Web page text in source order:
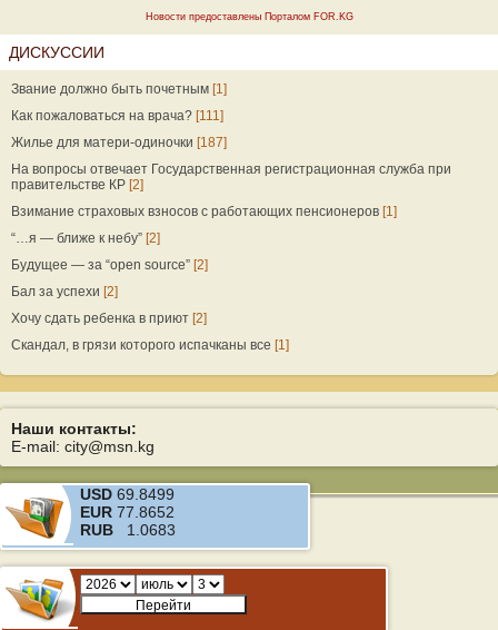
Новости предоставлены Порталом FOR.KG
ДИСКУССИИ
Звание должно быть почетным [1]
Как пожаловаться на врача? [111]
Жилье для матери-одиночки [187]
На вопросы отвечает Государственная регистрационная служба при
правительстве КР [2]
Взимание страховых взносов с работающих пенсионеров [1]
“…я — ближе к небу” [2]
Будущее — за “open source” [2]
Бал за успехи [2]
Хочу сдать ребенка в приют [2]
Скандал, в грязи которого испачканы все [1]
Наши контакты:
E-mail: city@msn.kg
USD 69.8499
EUR 77.8652
RUB 1.0683